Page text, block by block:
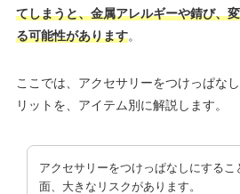
てしまうと、金属アレルギーや錆び、
る可能性があります。
ここでは、アクセサリーをつけっぱな
リットを、アイテム別に解説します。
アクセサリーをつけっぱなしにするこ
面、大きなリスクがあります。